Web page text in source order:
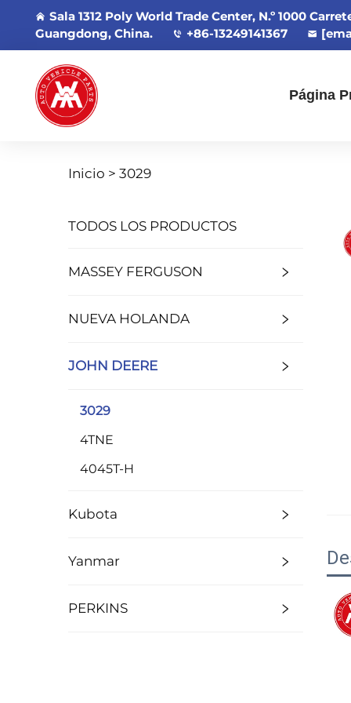
Sala 1312 Poly World Trade Center, N.º 1000
Guangdong, China.
+86-13249141367
Página
Inicio > 3029
TODOS LOS PRODUCTOS
MASSEY FERGUSON
NUEVA HOLANDA
JOHN DEERE
3029
4TNE
4045T-H
Kubota
Yanmar
PERKINS